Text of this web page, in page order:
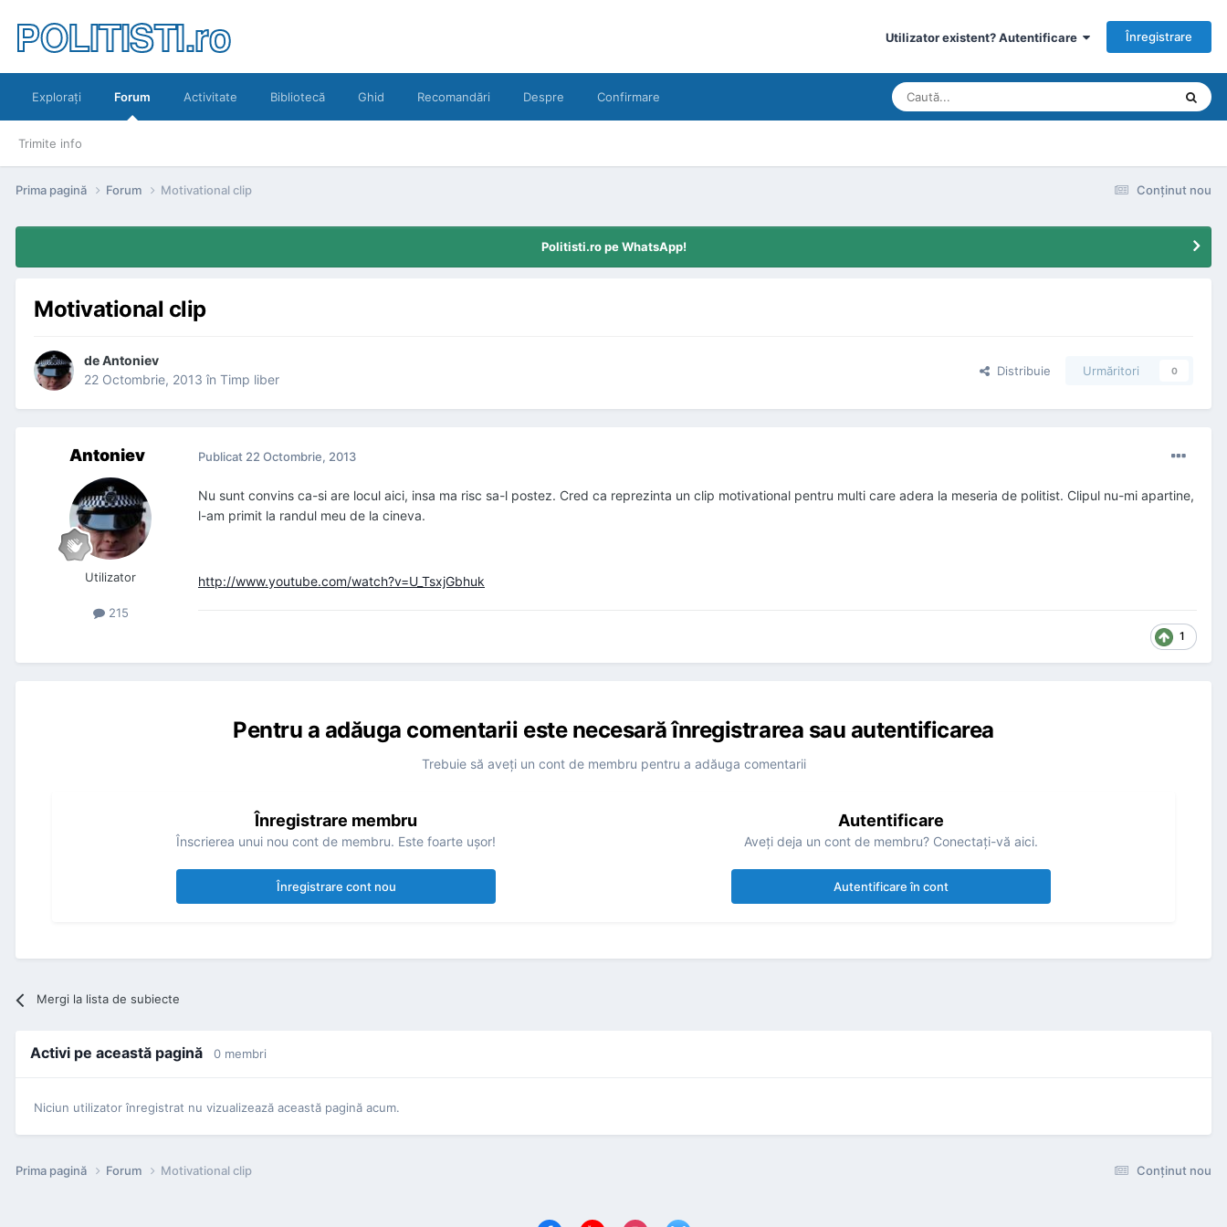
POLITISTI.ro Utilizator existent? Autentificare Înregistrare
Exploraţi Forum
Trimite info
Activitate Bibliotecă Ghid Recomandări Despre Confirmare
Conţinut nou
Prima pagină Forum Motivational clip
Politisti.ro pe WhatsApp!
Motivational clip
deAntoniev
22 Octombrie, 2013 în Timp liber
Distribuie Urmăritori 0
Antoniev
Utilizator
215
Publicat 22 Octombrie, 2013
Nu sunt convins ca-si are locul aici, insa ma risc sa-l postez. Cred ca reprezinta un clip motivational pentru multi care adera la meseria de politist. Clipul nu-mi apartine,
l-am primit la randul meu de la cineva.
http://www.youtube.com/watch?v=U_TsxjGbhuk
1
Pentru a adăuga comentarii este necesară înregistrarea sau autentificarea
Trebuie să aveţi un cont de membru pentru a adăuga comentarii
Înregistrare membru
Înscrierea unui nou cont de membru. Este foarte uşor!
Înregistrare cont nou
Autentificare
Aveţi deja un cont de membru? Conectaţi-vă aici.
Autentificare în cont
Mergi la lista de subiecte
Activi pe această pagină 0 membri
Niciun utilizator înregistrat nu vizualizează această pagină acum.
Conţinut nou
Prima pagină Forum Motivational clip